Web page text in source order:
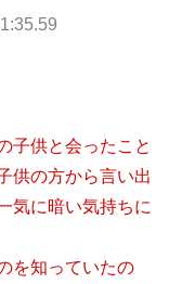
子供と会ったこと
供の方から言い出
気に暗い気持ちに
を知っていたの